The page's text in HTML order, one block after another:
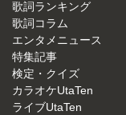
歌詞ランキング
歌詞コラム
エンタメニュース
特集記事
検定・クイズ
カラオケUtaTen
ライブUtaTen